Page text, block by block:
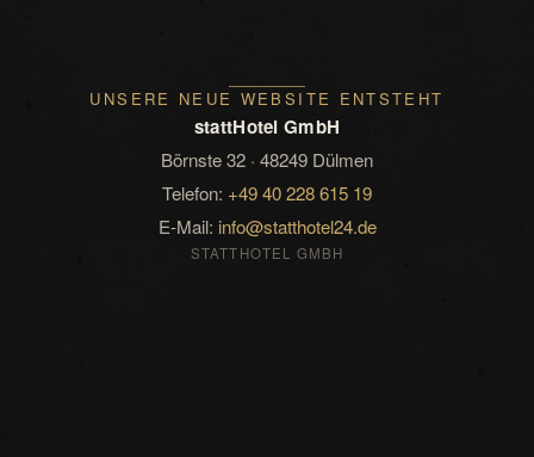
UNSERE NEUE WEBSITE ENTSTEHT
stattHotel GmbH
Börnste 32 · 48249 Dülmen
Telefon: +49 40 228 615 19
E-Mail: info@statthotel24.de
STATTHOTEL GMBH